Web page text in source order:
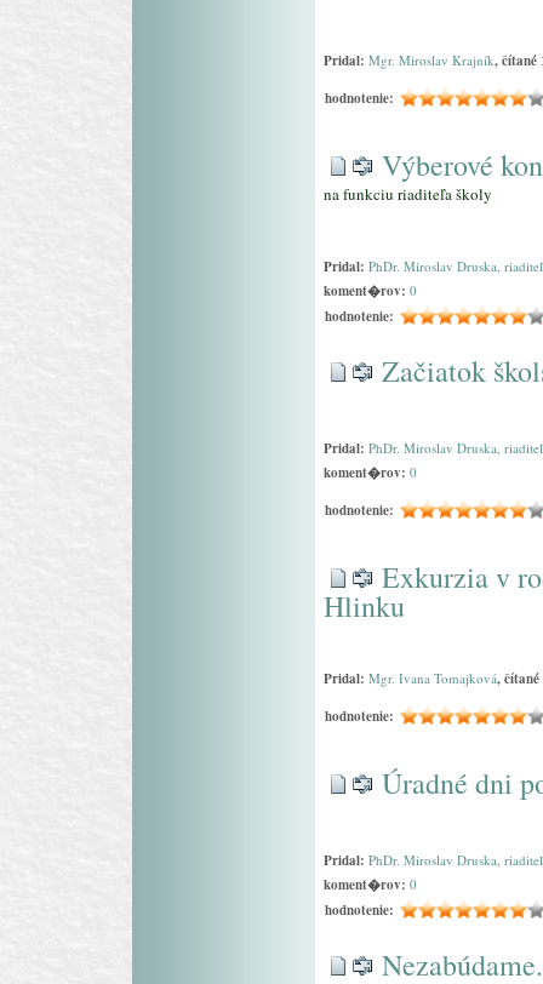
Pridal: Mgr. Miroslav Krajník, čítané
hodnotenie:
Výberové
na funkciu riaditeľa školy
Pridal: PhDr. Miroslav Druska,
koment�rov: 0
hodnotenie:
Začiatok
Pridal: PhDr. Miroslav Druska,
koment�rov: 0
hodnotenie:
Exkurzia v
Hlinku
Pridal: Mgr. Ivana Tomajková, čítané
hodnotenie:
Úradné dni
Pridal: PhDr. Miroslav Druska,
koment�rov: 0
hodnotenie: